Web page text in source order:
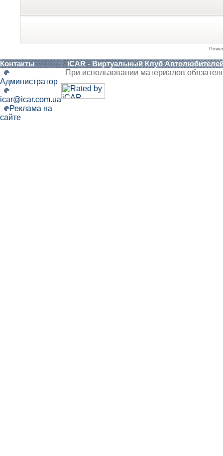
Контакты iCAR - Виртуальный Клуб
Администратор
icar@icar.com.ua
Реклама на
сайте
При использовании материалов